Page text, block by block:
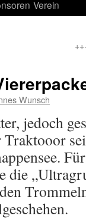
Verein
Wunsch
jedoch
die